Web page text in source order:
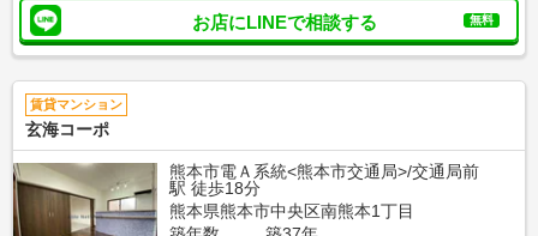
お店にLINEで相談する 無料
賃貸マンション
玄海コーポ
熊本市電Ａ系統<熊本市交通局>/交通局前
駅 徒歩18分
熊本県熊本市中央区南熊本1丁目